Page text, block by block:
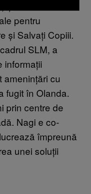
a lucrat în mai
pentru
și Salvați Copiii.
SLM, a
informații
amenințări cu
fugit în Olanda.
prin centre de
Nagi e co-
împreună
unei soluții